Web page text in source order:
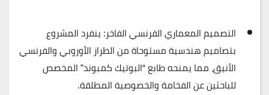
التصميم المعماري الفرنسي الفاخر:ينفرد المشروع
بتصاميم هندسية مستوحاة من الطراز الأوروبي والفرنسي
الأنيق، مما يمنحه طابع “البوتيك كمبوند” المخصص
للباحثين عن الفخامة والخصوصية المطلقة.